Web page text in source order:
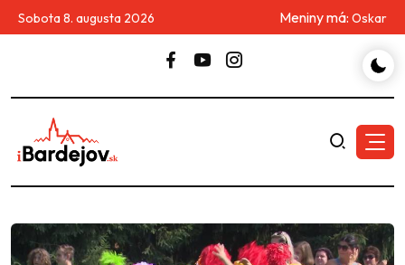
Sobota 8. augusta 2026 Meniny má: Oskar